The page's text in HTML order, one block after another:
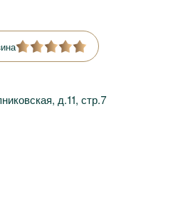
д.11, стр.7